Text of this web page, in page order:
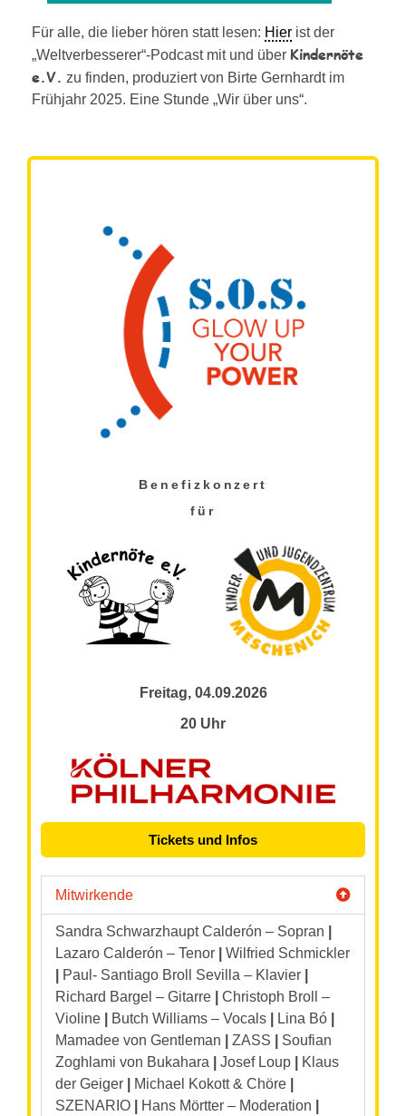
Für alle, die lieber hören statt lesen: Hier ist der
„Weltverbesserer“-Podcast mit und über Kindernöte
e.V. zu finden, produziert von Birte Gernhardt im
Frühjahr 2025. Eine Stunde „Wir über uns“.
Benefizkonzert
für
Freitag, 04.09.2026
20 Uhr
Tickets und Infos
Mitwirkende
Sandra Schwarzhaupt Calderón – Sopran
Lazaro Calderón – Tenor
Wilfried Schmickler
Paul- Santiago Broll Sevilla – Klavier
Richard Bargel – Gitarre
Christoph Broll –
Violine
Butch Williams – Vocals Lina Bó
Mamadee von Gentleman
ZASS
Soufian
Zoghlami von Bukahara
Josef Loup
Klaus
der Geiger
Michael Kokott & Chöre
SZENARIO
Hans Mörtter – Moderation